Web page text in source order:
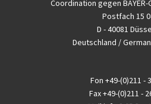
Coordination gegen BAYER-
Postfach 15
D - 40081
Deutschland /
Fon +49-(0)211 -
Fax+49-(0)211 -